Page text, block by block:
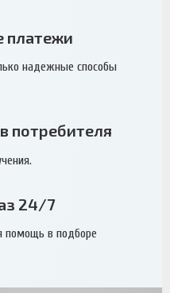
платежи
надежные способы
потребителя
24/7
помощь в подборе